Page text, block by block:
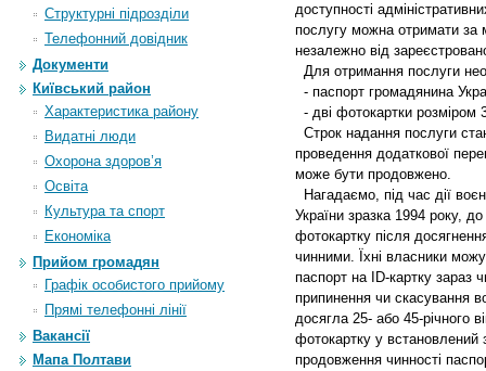
Структурні підрозділи
Телефонний довідник
Документи
Київський район
Характеристика району
Видатні люди
Охорона здоров’я
Освіта
Культура та спорт
Економіка
Прийом громадян
Графік особистого прийому
Прямі телефонні лінії
Вакансії
Мапа Полтави
доступності
послугу можна отримати за
незалежно від
Для отримання послуги
- паспорт громадянина
- дві фотокартки
Строк надання послуги
проведення додаткової
може бути продовжено.
Нагадаємо, під час дії
України зразка 1994 року,
фотокартку після
чинними. Їхні власники
паспорт на ID-картку зараз
припинення чи скасування
досягла 25- або 45-річного
фотокартку у
продовження чинності